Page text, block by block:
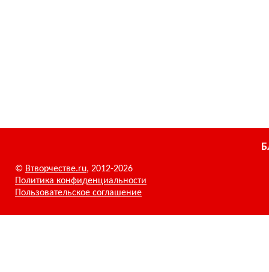
© Втворчестве.ru, 2012-2026
Политика конфиденциальности
Пользовательское соглашение